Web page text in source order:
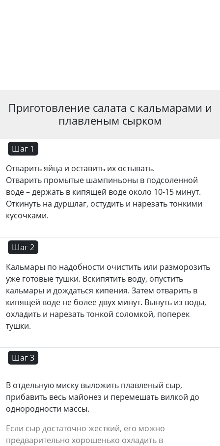
Приготовление салата с кальмарами и
плавленым сырком
Шаг 1
Отварить яйца и оставить их остывать.
Отварить промытые шампиньоны в подсоленной
воде – держать в кипящей воде около 10-15 минут.
Откинуть на дуршлаг, остудить и нарезать тонкими
кусочками.
Шаг 2
Кальмары по надобности очистить или разморозить
уже готовые тушки. Вскипятить воду, опустить
кальмары и дождаться кипения. Затем отварить в
кипящей воде не более двух минут. Вынуть из воды,
охладить и нарезать тонкой соломкой, поперек
тушки.
Шаг 3
В отдельную миску выложить плавленый сыр,
прибавить весь майонез и перемешать вилкой до
однородности массы.
Если сыр достаточно жесткий, его можно
предварительно хорошенько охладить в